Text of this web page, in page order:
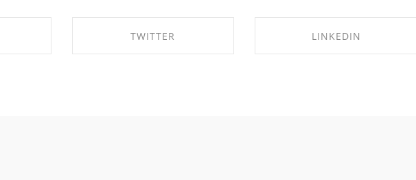
TWITTER LINKEDIN